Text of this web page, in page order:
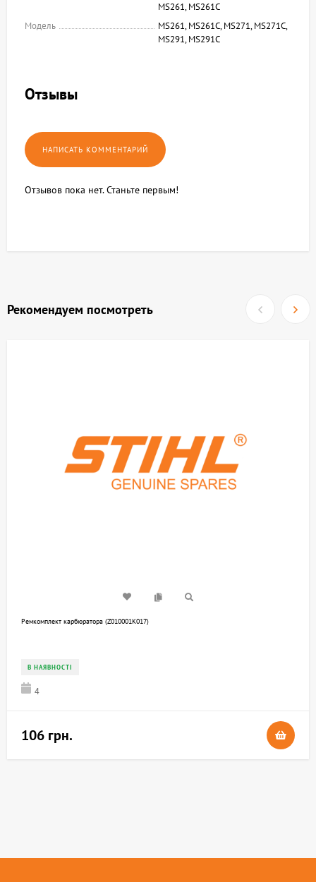
MS261, MS261C
Модель
MS261, MS261C, MS271, MS271C,
MS291, MS291C
Отзывы
Отзывов пока нет. Станьте первым!
Рекомендуем посмотреть
Ремкомплект карбюратора (Z010001K017)
В НАЯВНОСТІ
4
106 грн.